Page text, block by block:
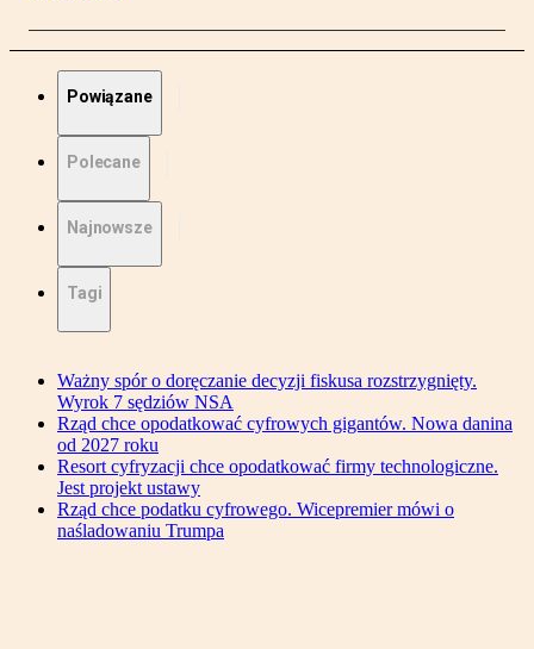
Powiązane
Polecane
Najnowsze
Tagi
Ważny spór o doręczanie decyzji fiskusa rozstrzygnięty.
Wyrok 7 sędziów NSA
Rząd chce opodatkować cyfrowych gigantów. Nowa danina
od 2027 roku
Resort cyfryzacji chce opodatkować firmy technologiczne.
Jest projekt ustawy
Rząd chce podatku cyfrowego. Wicepremier mówi o
naśladowaniu Trumpa